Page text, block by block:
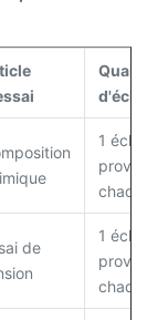
Quantité
1
chaque
de
1
chaque